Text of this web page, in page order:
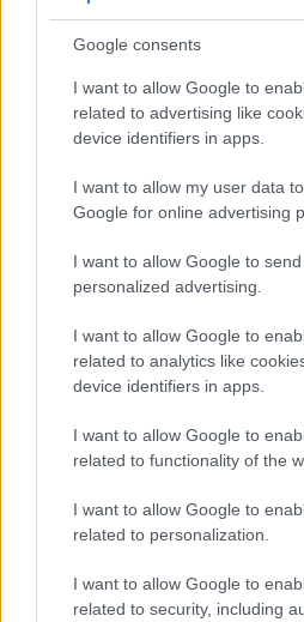
Google consents
I want to allow Google to
related to advertising like
device identifiers in apps.
I want to allow my user data
Google for online advertising
I want to allow Google to
personalized advertising.
I want to allow Google to
related to analytics like
device identifiers in apps.
I want to allow Google to
related to functionality of the
I want to allow Google to
related to personalization.
I want to allow Google to
related to security, including